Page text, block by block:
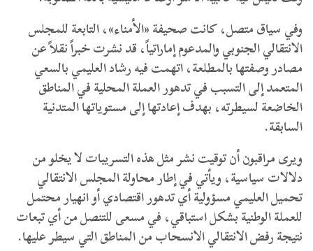
وفي سياق متصل، كانت صحيفة «الأمناء»، التابعة للمجلس
الانتقالي الجنوبي والمدعوم إماراتياً، قد نشرت خبراً نقلاً عن
مصادر وصفتها بالمطلعة، اتهمت فيه رشاد العليمي بالسعي
المتعمد إلى التسبب في تدهور العملة المحلية في المناطق
الخاضعة لسيطرته، بهدف إعادتها إلى مستوياتها المتدنية
السابقة.
ويرى مراقبون أن توقيت نشر مثل هذه التسريبات لا يخلو من
دلالات سياسية، ويأتي في إطار محاولة المجلس الانتقالي
تحميل العليمي مسؤولية أي تدهور اقتصادي أو انهيار محتمل
للعملة الوطنية بشكل استباقي، في مسعى للتنصل من أي تبعات
نتيجة رفض الانتقالي الانسحاب من المناطق التي سيطر عليها.